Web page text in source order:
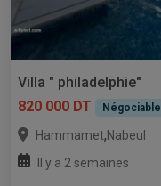
Villa " philadelphie"
820 000 DT
Négociable
Hammamet,Nabeul
Il y a 2 semaines